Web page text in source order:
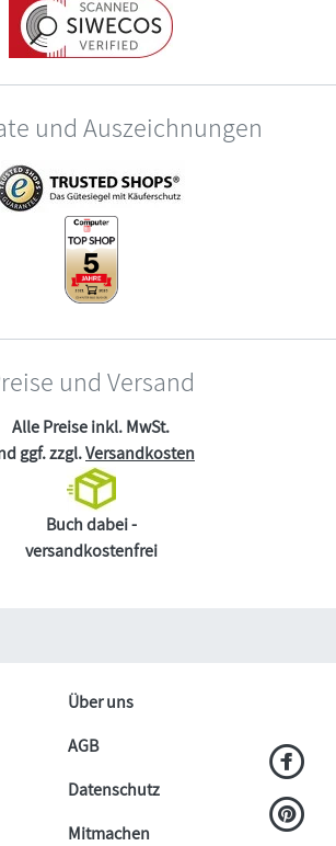
und Auszeichnungen
und Versand
Alle Preise inkl. MwSt.
ggf. zzgl.Versandkosten
Buch dabei -
versandkostenfrei
Über uns
AGB
Datenschutz
Mitmachen